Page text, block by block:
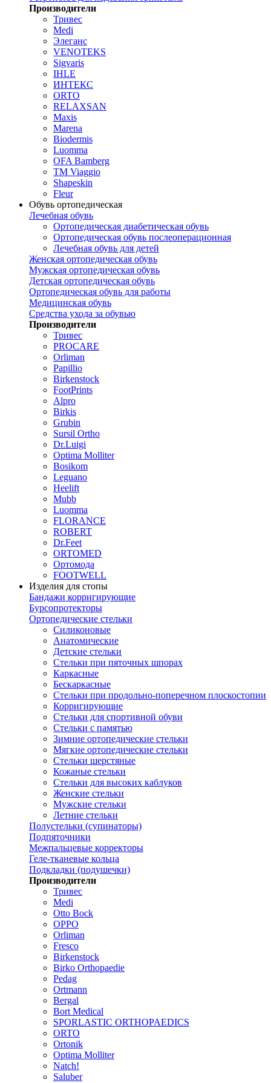
Производители
Тривес
Medi
Элеганс
VENOTEKS
Sigvaris
IHLE
ИНТЕКС
ORTO
RELAXSAN
Maxis
Marena
Biodermis
Luomma
OFA Bamberg
TM Viaggio
Shapeskin
Fleur
Обувь ортопедическая
Лечебная обувь
Ортопедическая диабетическая обувь
Ортопедическая обувь послеоперационная
Лечебная обувь для детей
Женская ортопедическая обувь
Мужская ортопедическая обувь
Детская ортопедическая обувь
Ортопедическая обувь для работы
Медицинская обувь
Средства ухода за обувью
Производители
Тривес
PROCARE
Orliman
Papillio
Birkenstock
FootPrints
Alpro
Birkis
Grubin
Sursil Ortho
Dr.Luigi
Optima Molliter
Bosikom
Leguano
Heelift
Mubb
Luomma
FLORANCE
ROBERT
Dr.Feet
ORTOMED
Ортомода
FOOTWELL
Изделия для стопы
Бандажи корригирующие
Бурсопротекторы
Ортопедические стельки
Силиконовые
Анатомические
Детские стельки
Стельки при пяточных шпорах
Каркасные
Бескаркасные
Стельки при продольно-поперечном плоскостопии
Корригирующие
Стельки для спортивной обуви
Стельки с памятью
Зимние ортопедические стельки
Мягкие ортопедические стельки
Стельки шерстяные
Кожаные стельки
Стельки для высоких каблуков
Женские стельки
Мужские стельки
Летние стельки
Полустельки (супинаторы)
Подпяточники
Межпальцевые корректоры
Геле-тканевые кольца
Подкладки (подушечки)
Производители
Тривес
Medi
Otto Bock
OPPO
Orliman
Fresco
Birkenstock
Birko Orthopaedie
Pedag
Ortmann
Bergal
Bort Medical
SPORLASTIC ORTHOPAEDICS
ORTO
Ortonik
Optima Molliter
Natch!
Saluber